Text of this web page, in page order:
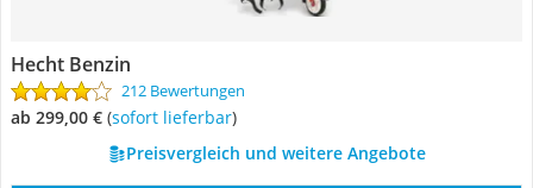
Hecht Benzin
212 Bewertungen
ab 299,00 € ( Sofort lieferbar)
Preisvergleich und weitere Angebote